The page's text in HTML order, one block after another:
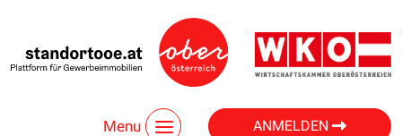
Menu ANMELDEN